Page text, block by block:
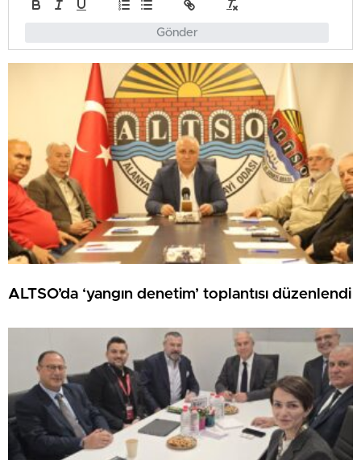
Gönder
ALTSO’da ‘yangın denetim’ toplantısı düzenlendi